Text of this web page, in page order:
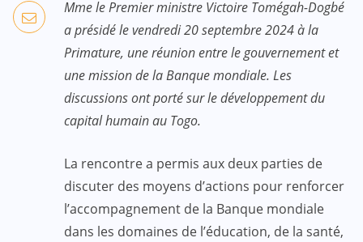
Mme le Premier ministre Victoire Tomégah-Dogbé
a présidé le vendredi 20 septembre 2024 à la
Primature, une réunion entre le gouvernement et
une mission de la Banque mondiale. Les
discussions ont porté sur le développement du
capital humain au Togo.
La rencontre a permis aux deux parties de
discuter des moyens d’actions pour renforcer
l’accompagnement de la Banque mondiale
dans les domaines de l’éducation, de la santé,